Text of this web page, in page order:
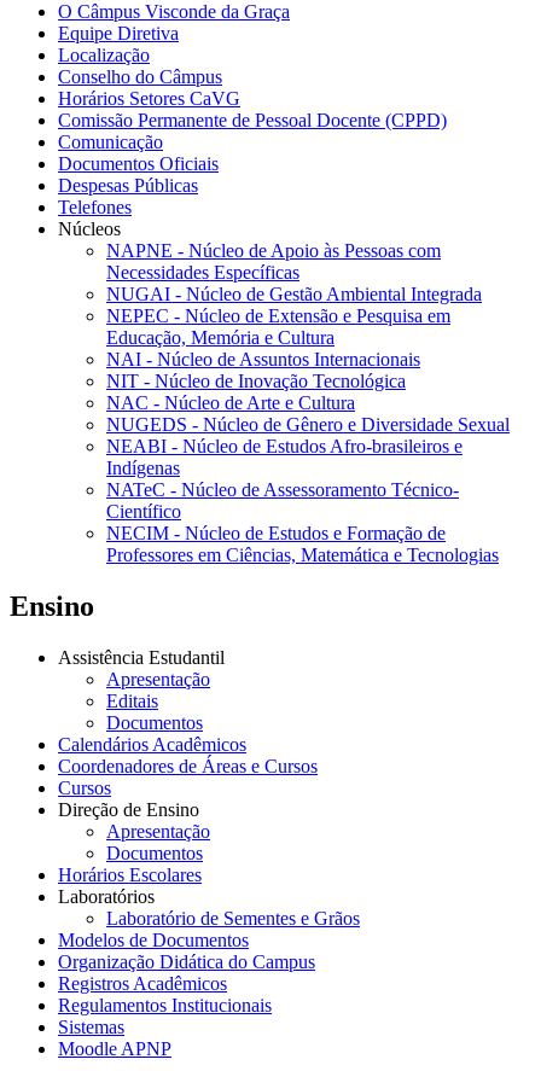
O Câmpus Visconde da Graça
Equipe Diretiva
Localização
Conselho do Câmpus
Horários Setores CaVG
Comissão Permanente de Pessoal Docente (CPPD)
Comunicação
Documentos Oficiais
Despesas Públicas
Telefones
Núcleos
NAPNE - Núcleo de Apoio às Pessoas com
Necessidades Específicas
NUGAI - Núcleo de Gestão Ambiental Integrada
NEPEC - Núcleo de Extensão e Pesquisa em
Educação, Memória e Cultura
NAI - Núcleo de Assuntos Internacionais
NIT - Núcleo de Inovação Tecnológica
NAC - Núcleo de Arte e Cultura
NUGEDS - Núcleo de Gênero e Diversidade Sexual
NEABI - Núcleo de Estudos Afro-brasileiros e
Indígenas
NATeC - Núcleo de Assessoramento Técnico-
Científico
NECIM - Núcleo de Estudos e Formação de
Professores em Ciências, Matemática e Tecnologias
Ensino
Assistência Estudantil
Apresentação
Editais
Documentos
Calendários Acadêmicos
Coordenadores de Áreas e Cursos
Cursos
Direção de Ensino
Apresentação
Documentos
Horários Escolares
Laboratórios
Laboratório de Sementes e Grãos
Modelos de Documentos
Organização Didática do Campus
Registros Acadêmicos
Regulamentos Institucionais
Sistemas
Moodle APNP